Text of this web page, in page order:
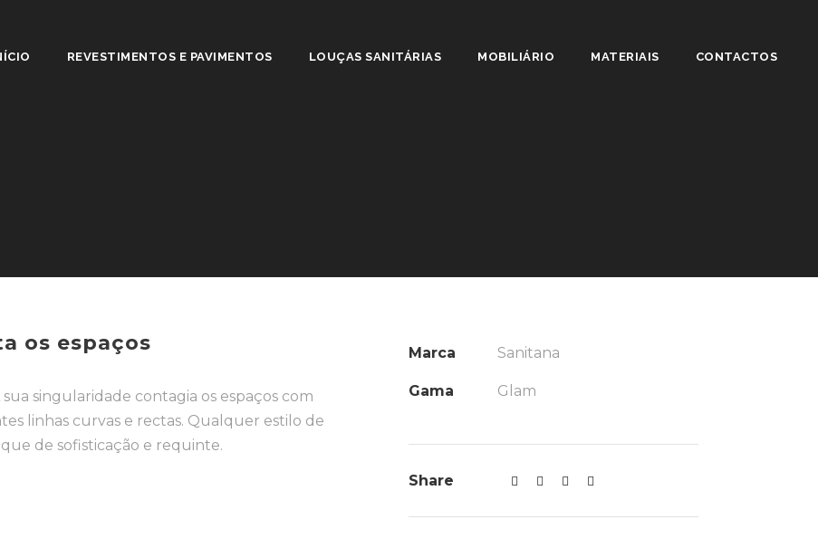
REVESTIMENTOS E PAVIMENTOS LOUÇAS SANITÁRIAS MOBILIÁRIO MATERIAIS CONTACTOS
os espaços
singularidade contagia os espaços com
linhas curvas e rectas. Qualquer estilo de
de sofisticação e requinte.
Marca Sanitana
Gama Glam
Share